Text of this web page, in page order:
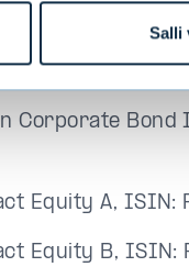
Salli
Corporate Bond
Corporate Bond
Corporate
Equity A, ISIN:
Equity B, ISIN: